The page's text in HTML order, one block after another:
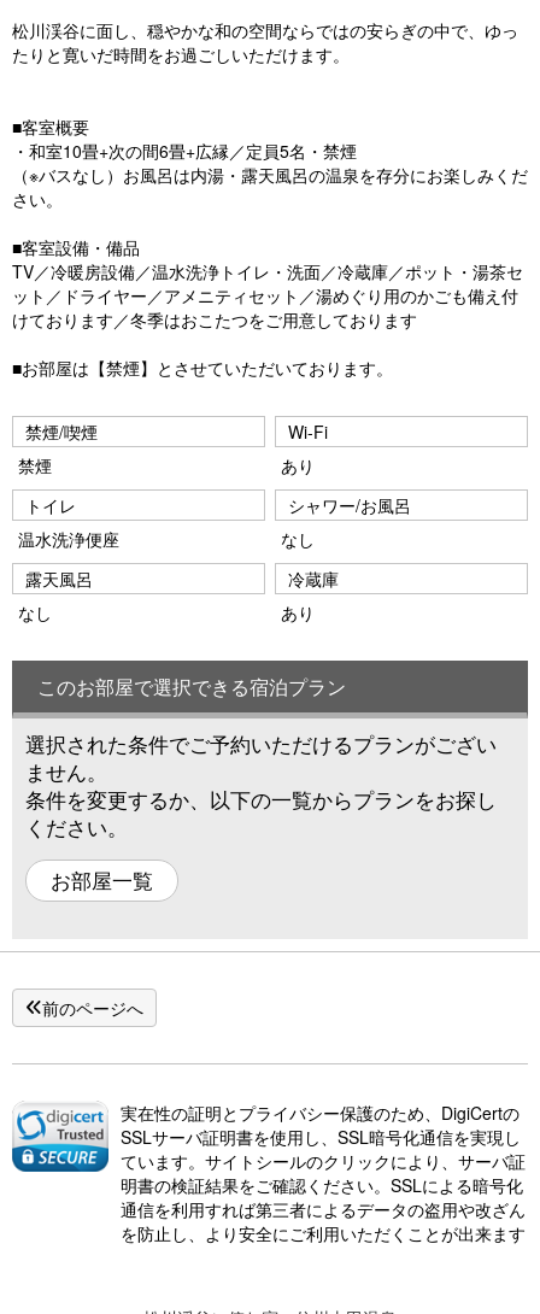
vi
o
s
xt
松川渓谷に面し、穏やかな和の空間ならではの安らぎの中で、ゆっ
たりと寛いだ時間をお過ごしいただけます。
■客室概要
・和室10畳+次の間6畳+広縁／定員5名・禁煙
（※バスなし）お風呂は内湯・露天風呂の温泉を存分にお楽しみくだ
さい。
■客室設備・備品
TV／冷暖房設備／温水洗浄トイレ・洗面／冷蔵庫／ポット・湯茶セ
ット／ドライヤー／アメニティセット／湯めぐり用のかごも備え付
けております／冬季はおこたつをご用意しております
■お部屋は【禁煙】とさせていただいております。
禁煙/喫煙
禁煙
Wi-Fi
あり
トイレ
温水洗浄便座
シャワー/お風呂
なし
露天風呂
なし
冷蔵庫
あり
このお部屋で選択できる宿泊プラン
選択された条件でご予約いただけるプランがござい
ません。
条件を変更するか、以下の一覧からプランをお探し
ください。
お部屋一覧
前のページへ
実在性の証明とプライバシー保護のため、DigiCertの
SSLサーバ証明書を使用し、SSL暗号化通信を実現し
ています。サイトシールのクリックにより、サーバ証
明書の検証結果をご確認ください。SSLによる暗号化
通信を利用すれば第三者によるデータの盗用や改ざん
を防止し、より安全にご利用いただくことが出来ます